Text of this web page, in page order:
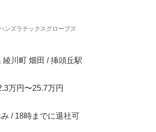
ンズラテックスグローブズ
綾川町 畑田 / 挿頭丘駅
万円〜25.7万円
/ 18時までに退社可